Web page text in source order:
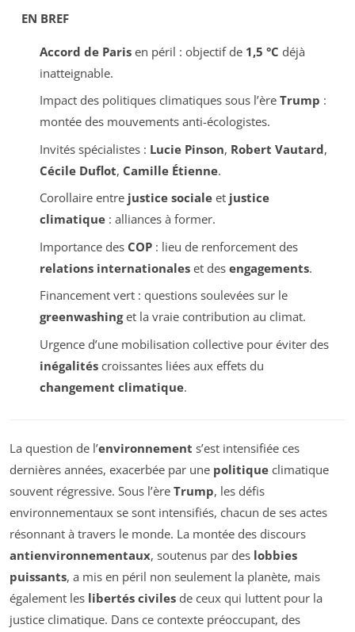
EN BREF
Accord de Parisen péril : objectif de 1,5 °C déjà
inatteignable.
Impact des politiques climatiques sous l’ère Trump :
montée des mouvements anti-écologistes.
Invités spécialistes : Lucie Pinson, Robert Vautard,
Cécile Duflot, Camille Étienne.
Corollaire entre justice socialeet justice
climatique: alliances à former.
Importance des COP: lieu de renforcement des
relations internationaleset des engagements.
Financement vert : questions soulevées sur le
greenwashinget la vraie contribution au climat.
Urgence d’une mobilisation collective pour éviter des
inégalitéscroissantes liées aux effets du
changement climatique.
La question de l’environnement s’est intensifiée ces
dernières années, exacerbée par une politique climatique
souvent régressive. Sous l’ère Trump, les défis
environnementaux se sont intensifiés, chacun de ses actes
résonnant à travers le monde. La montée des discours
antienvironnementaux, soutenus par des lobbies
puissants, a mis en péril non seulement la planète, mais
également les libertés civiles de ceux qui luttent pour la
justice climatique. Dans ce contexte préoccupant, des